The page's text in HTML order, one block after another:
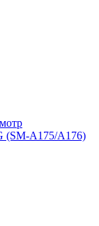
(SM-A175/A176)